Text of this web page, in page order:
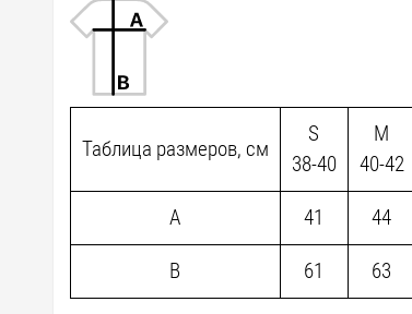
Таблица размеров, см
S
38-40
M
40-42
A 41 44
B 61 63